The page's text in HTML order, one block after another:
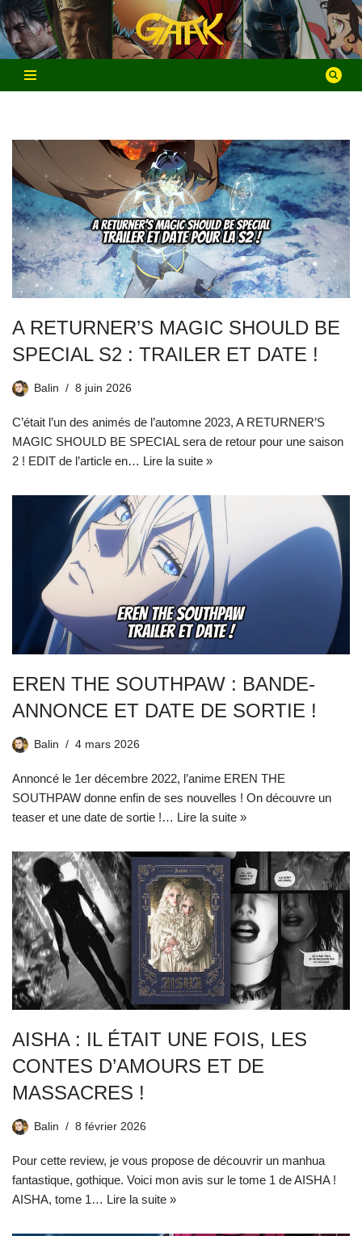
Aller
au
contenu
A RETURNER’S MAGIC SHOULD BE
SPECIAL S2 : TRAILER ET DATE !
Balin 8 juin 2026
C’était l’un des animés de l’automne 2023, A RETURNER’S
MAGIC SHOULD BE SPECIAL sera de retour pour une saison
2 ! EDIT de l’article en… Lire la suite »
EREN THE SOUTHPAW : BANDE-
ANNONCE ET DATE DE SORTIE !
Balin 4 mars 2026
Annoncé le 1er décembre 2022, l’anime EREN THE
SOUTHPAW donne enfin de ses nouvelles ! On découvre un
teaser et une date de sortie !… Lire la suite »
AISHA : IL ÉTAIT UNE FOIS, LES
CONTES D’AMOURS ET DE
MASSACRES !
Balin 8 février 2026
Pour cette review, je vous propose de découvrir un manhua
fantastique, gothique. Voici mon avis sur le tome 1 de AISHA !
AISHA, tome 1… Lire la suite »